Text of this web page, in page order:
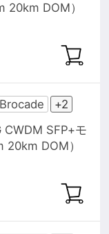
20km DOM）
Brocade
+2
CWDM SFP+モ
20km DOM）